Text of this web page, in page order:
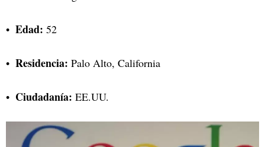
Edad: 52
Residencia: Palo Alto, California
Ciudadanía: EE.UU.